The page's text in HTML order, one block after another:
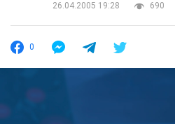
26.04.2005 19:28
690
0